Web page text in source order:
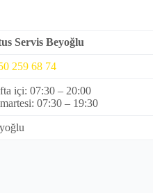
Servis Beyoğlu
259 68 74
içi: 07:30 – 20:00
07:30 – 19:30